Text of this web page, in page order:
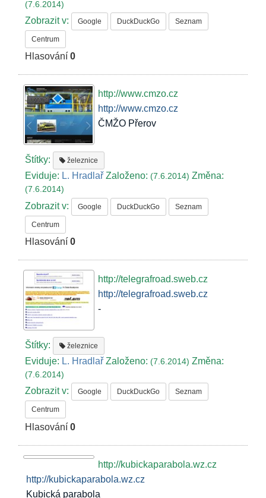
(7.6.2014)
Zobrazit v: Google DuckDuckGo Seznam
Centrum
Hlasování0
http://www.cmzo.cz
http://www.cmzo.cz
ČMŽO Přerov
Štítky: železnice
Eviduje: L. Hradlař Založeno:(7.6.2014)Změna:
(7.6.2014)
Zobrazit v: Google DuckDuckGo Seznam
Centrum
Hlasování0
http://telegrafroad.sweb.cz
http://telegrafroad.sweb.cz
-
Štítky: železnice
Eviduje: L. Hradlař Založeno:(7.6.2014)Změna:
(7.6.2014)
Zobrazit v: Google DuckDuckGo Seznam
Centrum
Hlasování0
http://kubickaparabola.wz.cz
http://kubickaparabola.wz.cz
Kubická parabola